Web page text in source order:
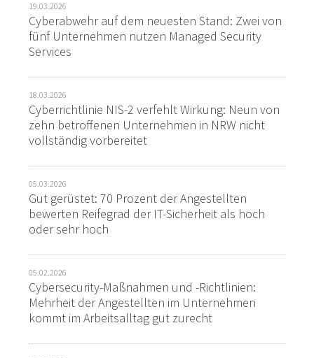
19.03.2026
Cyberabwehr auf dem neuesten Stand: Zwei von
fünf Unternehmen nutzen Managed Security
Services
18.03.2026
Cyberrichtlinie NIS-2 verfehlt Wirkung: Neun von
zehn betroffenen Unternehmen in NRW nicht
vollständig vorbereitet
05.03.2026
Gut gerüstet: 70 Prozent der Angestellten
bewerten Reifegrad der IT-Sicherheit als hoch
oder sehr hoch
05.02.2026
Cybersecurity-Maßnahmen und -Richtlinien:
Mehrheit der Angestellten im Unternehmen
kommt im Arbeitsalltag gut zurecht